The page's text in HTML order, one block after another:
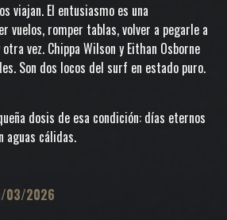
viajan. El entusiasmo es una
vuelos, romper tablas, volver a pegarle a
vez. Chippa Wilson y Eithan Osborne
Son dos locos del surf en estado puro.
dosis de esa condición: días eternos
aguas cálidas.
03/2026